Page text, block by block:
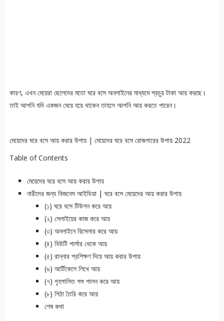
কারণ, এখন মেয়েরা ছেলেদের মতো ঘরে বসে অনলাইনের মাধ্যমে প্রচুর টাকা আয় করছে।
তাই আপনি যদি একজন মেয়ে হয়ে থাকেন তাহলে আপনি আয় করতে পারেন।
মেয়েদের ঘরে বসে আয় করার উপায় | মেয়েদের ঘরে বসে রোজগারের উপায় 2022
Table of Contents
মেয়েদের ঘরে বসে আয় করার উপায়
নারীদের জন্য বিজনেস আইডিয়া | ঘরে বসে মেয়েদের আয় করার উপায়
(১) ঘরে বসে টিউশন করে আয়
(২) সেলাইয়ের কাজ করে আয়
(৩) অনলাইনে রিসেলার করে আয়
(৪) বিউটি পার্লার থেকে আয়
(৫) রান্নার প্রশিক্ষণ দিয়ে আয় করার উপায়
(৬) আর্টিকেলে লিখে আয়
(৭) গৃহপালিত পশু পালন করে আয়
(৮) পিঠা তৈরি করে আয়
শেষ কথা